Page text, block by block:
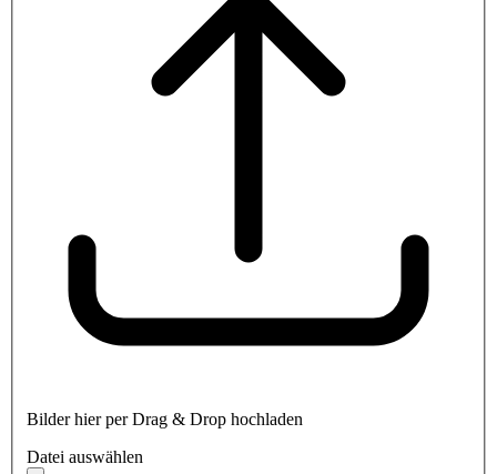
Bilder hier per Drag & Drop hochladen
Datei auswählen